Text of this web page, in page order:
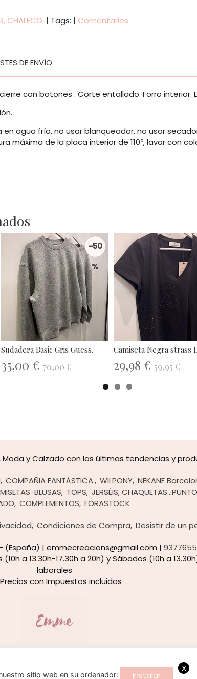
CHALECO. | Tags: | Comentarios
DE ENVÍO
con botones . Corte entallado. Forro interior.
en agua fría, no usar blanqueador, no usar
máxima de la placa interior de 110º, lavar con
-50
%
Sudadera Basic Gris Guess.
35,00 € 70,00 €
Camiseta Negra strass
29,98 € 59,95 €
y Calzado con las últimas tendencias y
COMPAÑIA FANTÁSTICA. WILPONY NEKANE
BLUSAS TOPS JERSÉIS,
COMPLEMENTOS FORASTOCK
Condiciones de Compra Desistir de un
(España) | emmecreacions@gmail.com |
a 13.30h-17.30h a 20h) y Sábados (10h a
laborales
con Impuestos incluidos
- Copyright © 2026 [25801] - Con la tecnología de Palbin.com
sitio web en su ordenador: Instalar
X